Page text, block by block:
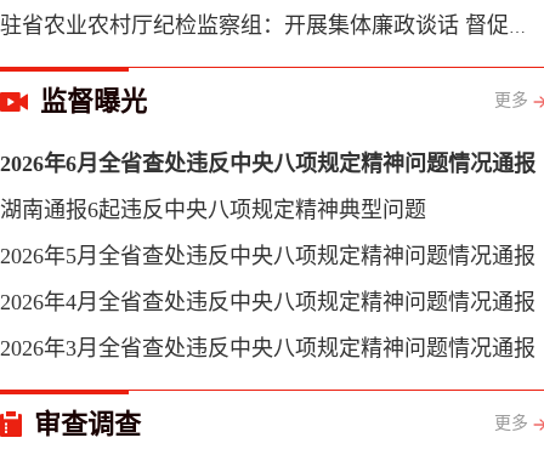
更多
监督曝光
2026年6月全省查处违反中央八项规定精神问题情况通报
湖南通报6起违反中央八项规定精神典型问题
2026年5月全省查处违反中央八项规定精神问题情况通报
2026年4月全省查处违反中央八项规定精神问题情况通报
2026年3月全省查处违反中央八项规定精神问题情况通报
更多
审查调查